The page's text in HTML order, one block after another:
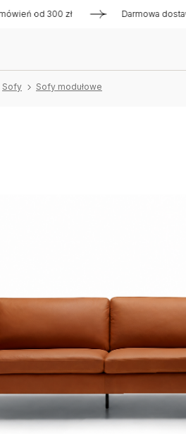
od 300 zł Darmowa dostawa
Sofy Sofy modułowe